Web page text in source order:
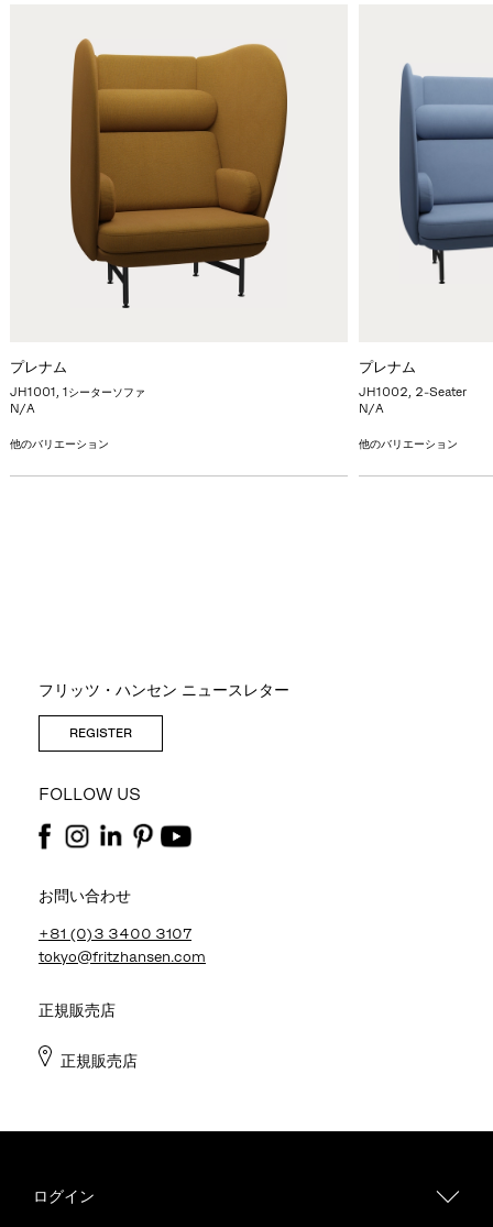
プレナム
JH1001, 1シーターソファ
N/A
他のバリエーション
プレナム
JH1002, 2-Seater
N/A
他のバリエーション
フリッツ・ハンセン ニュースレター
REGISTER
FOLLOW US
お問い合わせ
+81 (0)3 3400 3107
tokyo@fritzhansen.com
正規販売店
正規販売店
ログイン